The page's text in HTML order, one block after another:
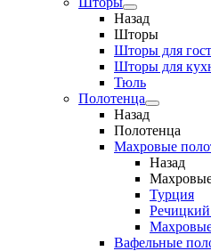
Назад
Шторы
Шторы для
Шторы для
Тюль
Полотенца
Назад
Полотенца
Махровые
Назад
Турция
Речицкий
Вафельные